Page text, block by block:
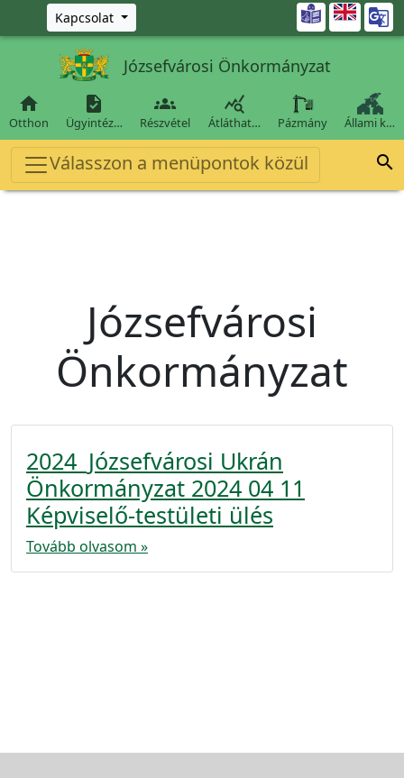
Ugrás a fő tartalomra
Kapcsolat 
Józsefvárosi Önkormányzat

Otthon

Ügyintéz…

Részvétel

Átláthat… Pázmány Állami k…
Válasszon a menüpontok közül 
Józsefvárosi
Önkormányzat
2024_Józsefvárosi Ukrán
Önkormányzat 2024 04 11
Képviselő-testületi ülés
Tovább olvasom »